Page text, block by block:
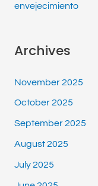
envejecimiento
Archives
November 2025
October 2025
September 2025
August 2025
July 2025